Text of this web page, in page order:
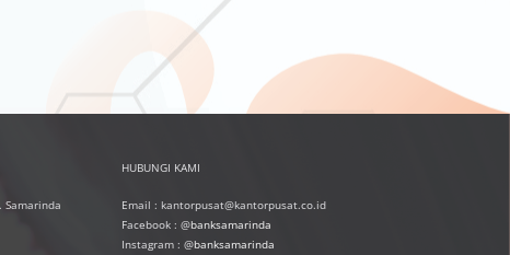
Samarinda
HUBUNGI KAMI
Email : kantorpusat@kantorpusat.co.id
Facebook : @banksamarinda
Instagram : @banksamarinda